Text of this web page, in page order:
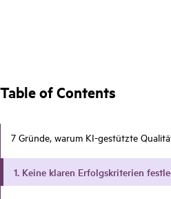
Table of Contents
7 Gründe, warum KI-gestützte
1. Keine klaren Erfolgskriterien